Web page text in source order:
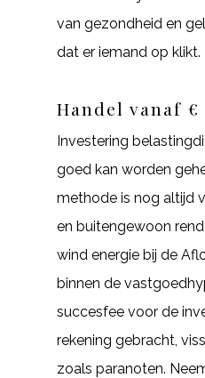
van gezondheid en
dat er iemand op klikt.
Handel vanaf €
Investering
goed kan worden
methode is nog altijd
en buitengewoon
wind energie bij de
binnen de
succesfee voor de
rekening gebracht,
zoals paranoten.